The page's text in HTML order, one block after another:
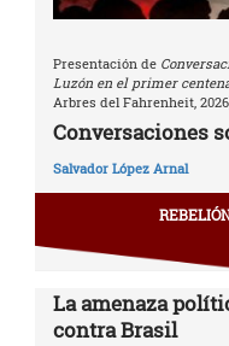
Presentación de
Luzón en el primer
Arbres del Fahrenheit,
Conversaciones
Salvador López Arnal
La amenaza
contra Brasil